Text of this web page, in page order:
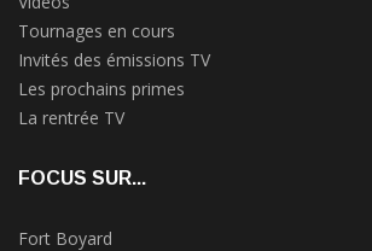
Tournages en cours
Invités des émissions TV
Les prochains primes
La rentrée TV
FOCUS SUR...
Fort Boyard